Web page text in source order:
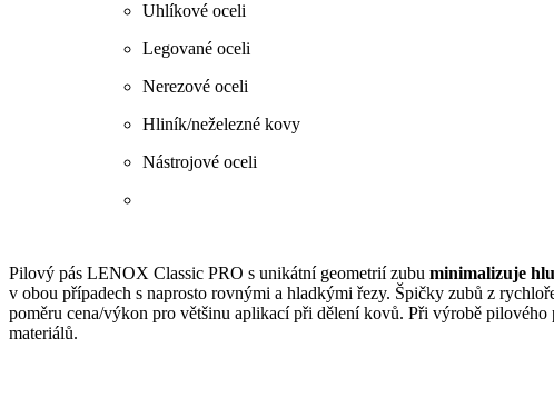
Uhlíkové oceli
Legované oceli
Nerezové oceli
Hliník/neželezné kovy
Nástrojové oceli
Pilový pás LENOX Classic PRO s unikátní geometrií zubu minimalizuje
v obou případech s naprosto rovnými a hladkými řezy. Špičky zubů z
poměru cena/výkon pro většinu aplikací při dělení kovů. Při výrobě
materiálů.